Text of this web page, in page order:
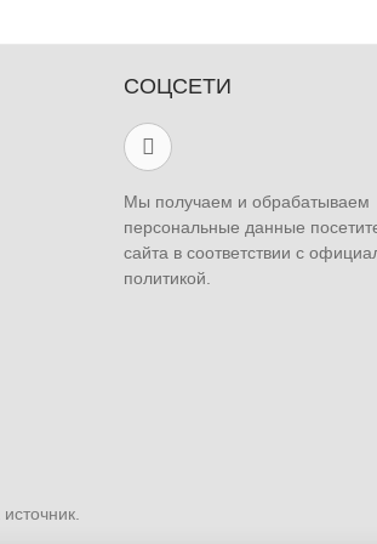
СОЦСЕТИ
Мы получаем и обрабатываем
персональные данные
сайта в соответствии с
политикой.